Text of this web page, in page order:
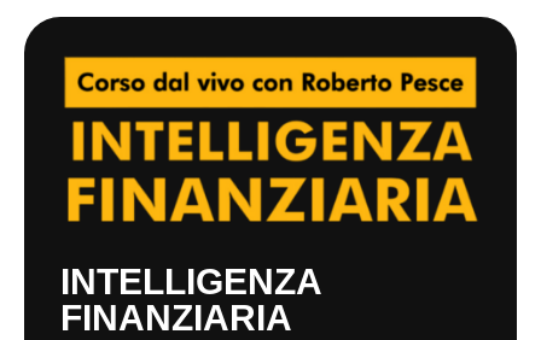
INTELLIGENZA
FINANZIARIA